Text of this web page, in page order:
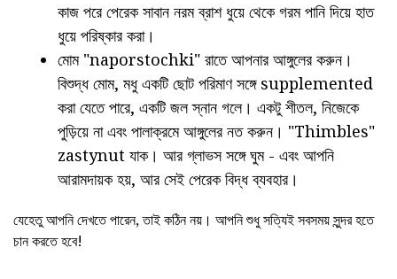
কাজ পরে পেরেক সাবান নরম ব্রাশ ধুয়ে থেকে গরম পানি দিয়ে হাত
ধুয়ে পরিষ্কার করা।
মোম "naporstochki" রাতে আপনার আঙ্গুলের করুন।
বিশুদ্ধ মোম, মধু একটি ছোট পরিমাণ সঙ্গে supplemented
করা যেতে পারে, একটি জল স্নান গলে। একটু শীতল, নিজেকে
পুড়িয়ে না এবং পালাক্রমে আঙ্গুলের নত করুন। "Thimbles"
zastynut যাক। আর গ্লাভস সঙ্গে ঘুম - এবং আপনি
আরামদায়ক হয়, আর সেই পেরেক বিদ্ধ ব্যবহার।
যেহেতু আপনি দেখতে পারেন, তাই কঠিন নয়। আপনি শুধু সত্যিই সবসময় সুন্দর হতে
চান করতে হবে!